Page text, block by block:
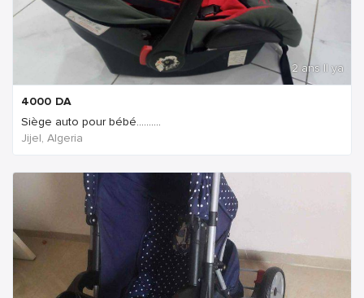
2 ans Il ya
4000 DA
Siège auto pour bébé..........
Jijel, Algeria